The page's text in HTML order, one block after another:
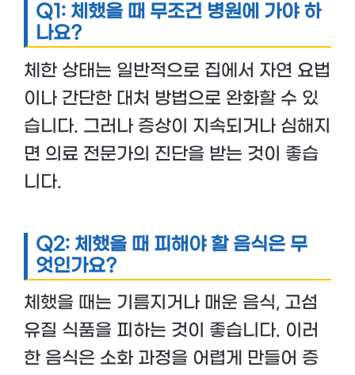
Q1: 체했을 때 무조건 병원에 가야 하
나요?
체한 상태는 일반적으로 집에서 자연 요법
이나 간단한 대처 방법으로 완화할 수 있
습니다. 그러나 증상이 지속되거나 심해지
면 의료 전문가의 진단을 받는 것이 좋습
니다.
Q2: 체했을 때 피해야 할 음식은 무
엇인가요?
체했을 때는 기름지거나 매운 음식, 고섬
유질 식품을 피하는 것이 좋습니다. 이러
한 음식은 소화 과정을 어렵게 만들어 증